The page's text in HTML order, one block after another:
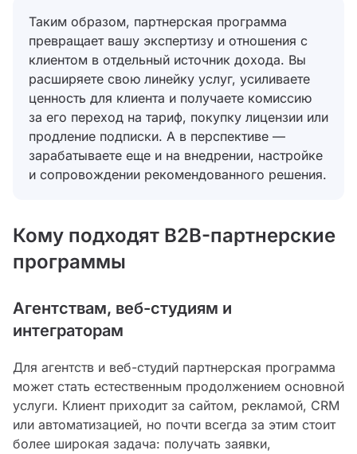
Таким образом, партнерская программа
превращает вашу экспертизу и отношения с
клиентом в отдельный источник дохода. Вы
расширяете свою линейку услуг, усиливаете
ценность для клиента и получаете комиссию
за его переход на тариф, покупку лицензии или
продление подписки. А в перспективе —
зарабатываете еще и на внедрении, настройке
и сопровождении рекомендованного решения.
Кому подходят B2B-партнерские
программы
Агентствам, веб-студиям и
интеграторам
Для агентств и веб-студий партнерская программа
может стать естественным продолжением основной
услуги. Клиент приходит за сайтом, рекламой, CRM
или автоматизацией, но почти всегда за этим стоит
более широкая задача: получать заявки,